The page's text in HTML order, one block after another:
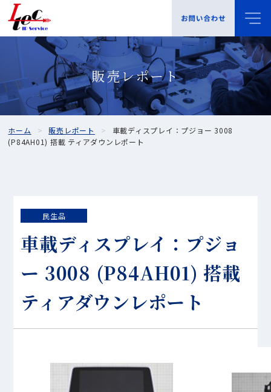
販売レポート
ホーム 販売レポート
車載ディスプレイ：プジョー 3008
(P84AH01) 搭載 ティアダウンレポート
民生品
車載ディスプレイ：プジョ
ー 3008 (P84AH01) 搭載
ティアダウンレポート